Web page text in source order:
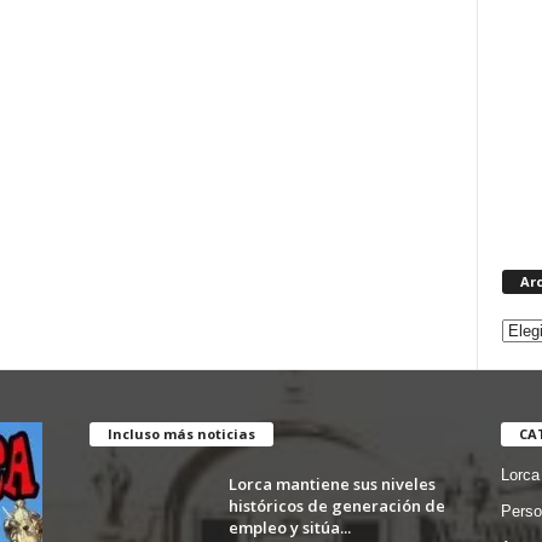
Incluso más noticias
Lorca mantiene sus niveles
históricos de generación de
empleo y sitúa...
Lorca